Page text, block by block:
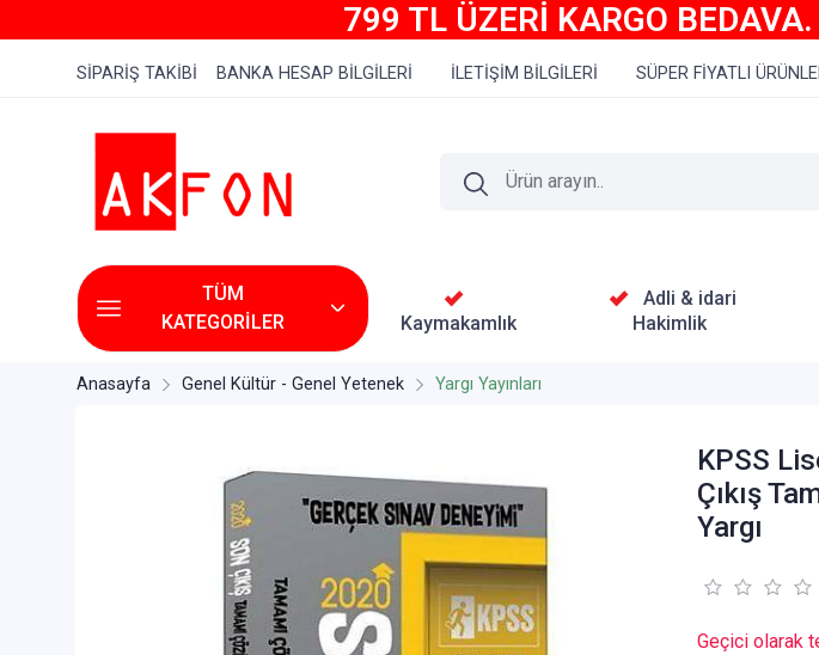
799 TL ÜZERİ KARGO
SİPARİŞ TAKİBİ BANKA HESAP BİLGİLERİ İLETİŞİM BİLGİLERİ SÜPER FİYATLI
TÜM
KATEGORİLER
Kaymakamlık
Adli & idari
Hakimlik
Anasayfa Genel Kültür - Genel Yetenek Yargı Yayınları
KPSS
Çıkış
Yargı
Geçici olarak